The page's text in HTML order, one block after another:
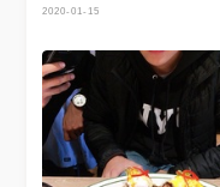
2020-01-15